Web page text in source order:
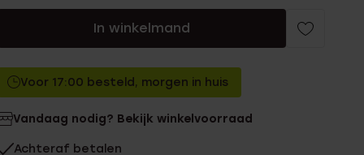
In winkelmand
Voor 17:00 besteld, morgen in huis
Vandaag nodig? Bekijk winkelvoorraad
Achteraf betalen